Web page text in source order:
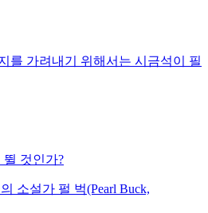
를 가려내기 위해서는 시금석이 필
뛸 것인가?
소설가 펄 벅(Pearl Buck,